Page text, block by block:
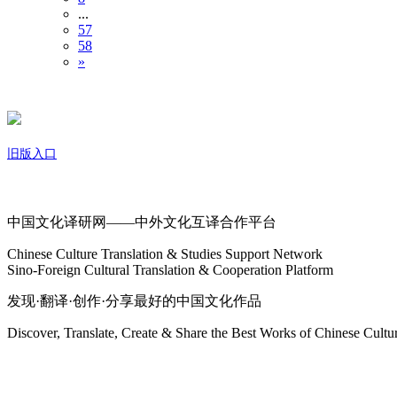
...
57
58
»
旧版入口
中国文化译研网——中外文化互译合作平台
Chinese Culture Translation & Studies Support Network
Sino-Foreign Cultural Translation & Cooperation Platform
发现·翻译·创作·分享最好的中国文化作品
Discover, Translate, Create & Share the Best Works of Chinese